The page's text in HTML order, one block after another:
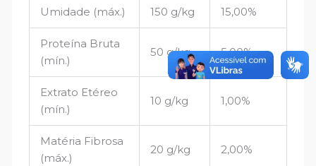
Umidade (máx.) 150 g/kg 15,00%
Proteína Bruta
(mín.)
50 g/kg 5,00%
Extrato Etéreo
(mín.)
10 g/kg 1,00%
Matéria Fibrosa
(máx.)
20 g/kg 2,00%